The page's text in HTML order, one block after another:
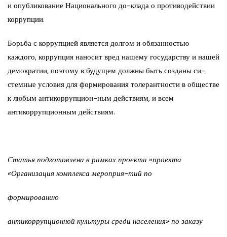
и опубликование Национального до-клада о противодействии
коррупции.
Борьба с коррупцией является долгом и обязанностью
каждого, коррупция наносит вред нашему государству и нашей
демократии, поэтому в будущем должны быть созданы си-
стемные условия для формирования толерантности в обществе
к любым антикоррупцион-ным действиям, и всем
антикоррупционным действиям.
Статья подготовлена в рамках проекта «проекта
«Организация комплекса мероприя-тий по
формированию
антикоррупционной культуры среди населения» по заказу